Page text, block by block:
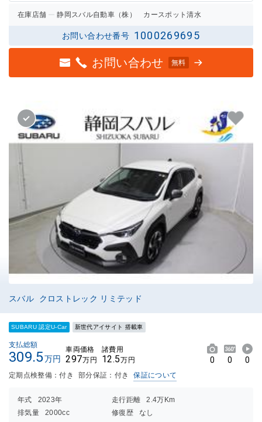
在庫店舗 静岡スバル自動車（株） カースポット清水
お問い合わせ番号 1000269695
お問い合わせ 無料
スバル クロストレック リミテッド
SUBARU 認定U-Car 新世代アイサイト 搭載車
支払総額
309.5万円
車両価格
297万円
諸費用
12.5万円 0 0 0
定期点検整備：付き 部分保証：付き 保証について
年式 2023年 走行距離
2.4万Km
排気量
2000cc 修復歴
なし